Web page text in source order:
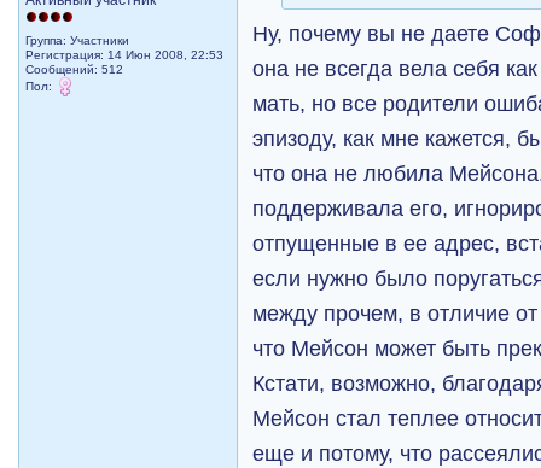
Группа: Участники
Регистрация: 14 Июн 2008, 22:53
Сообщений: 512
Пол:
Ну, почему вы не даете
она не всегда вела себя
мать, но все родители
эпизоду, как мне кажется,
что она не любила
поддерживала его,
отпущенные в ее адрес,
если нужно было
между прочем, в отличие
что Мейсон может быть
Кстати, возможно,
Мейсон стал теплее
еще и потому, что